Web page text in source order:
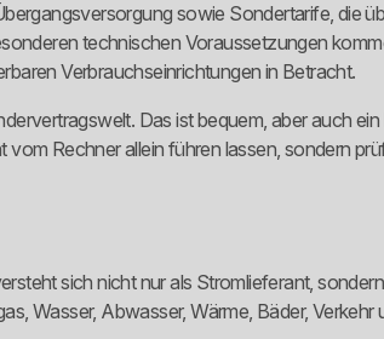
sowie Sondertarife, die
technischen Voraussetzungen
Verbrauchseinrichtungen in Betracht.
Das ist bequem, aber auch
Rechner allein führen lassen, sondern
sich nicht nur als Stromlieferant,
Wasser, Abwasser, Wärme, Bäder,